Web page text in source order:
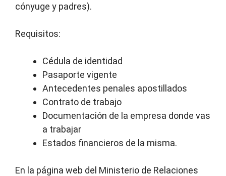
cónyuge y padres).
Requisitos:
Cédula de identidad
Pasaporte vigente
Antecedentes penales apostillados
Contrato de trabajo
Documentación de la empresa donde vas
a trabajar
Estados financieros de la misma.
En la página web del Ministerio de Relaciones